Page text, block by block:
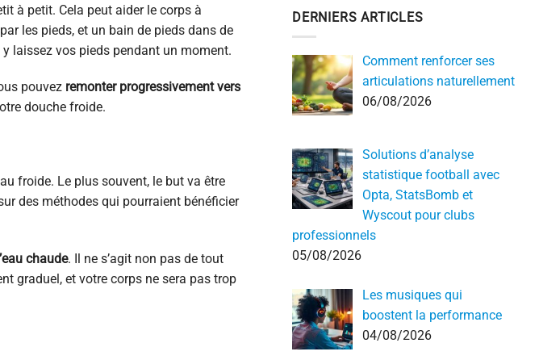
à petit. Cela peut aider le corps à
les pieds, et un bain de pieds dans de
y laissez vos pieds pendant un moment.
pouvez remonter progressivement vers
douche froide.
froide. Le plus souvent, le but va être
des méthodes qui pourraient bénéficier
chaude. Il ne s’agit non pas de tout
graduel, et votre corps ne sera pas trop
DERNIERS ARTICLES
Comment renforcer ses
articulations naturellement
06/08/2026
Solutions d’analyse
statistique football avec
Opta, StatsBomb et
Wyscout pour clubs
professionnels
05/08/2026
Les musiques qui
boostent la performance
04/08/2026